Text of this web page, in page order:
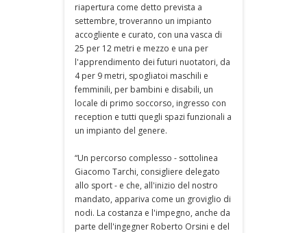
riapertura come detto prevista a
settembre, troveranno un impianto
accogliente e curato, con una vasca di
25 per 12 metri e mezzo e una per
l'apprendimento dei futuri nuotatori, da
4 per 9 metri, spogliatoi maschili e
femminili, per bambini e disabili, un
locale di primo soccorso, ingresso con
reception e tutti quegli spazi funzionali a
un impianto del genere.
“Un percorso complesso - sottolinea
Giacomo Tarchi, consigliere delegato
allo sport - e che, all'inizio del nostro
mandato, appariva come un groviglio di
nodi. La costanza e l'impegno, anche da
parte dell'ingegner Roberto Orsini e del